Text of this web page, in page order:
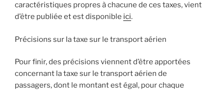
caractéristiques propres à chacune de ces taxes, vient
d’être publiée et est disponible ici.
Précisions sur la taxe sur le transport aérien
Pour finir, des précisions viennent d’être apportées
concernant la taxe sur le transport aérien de
passagers, dont le montant est égal, pour chaque